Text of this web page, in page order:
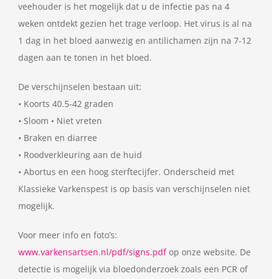
veehouder is het mogelijk dat u de infectie pas na 4
weken ontdekt gezien het trage verloop. Het virus is al na
1 dag in het bloed aanwezig en antilichamen zijn na 7-12
dagen aan te tonen in het bloed.
De verschijnselen bestaan uit:
• Koorts 40.5-42 graden
• Sloom • Niet vreten
• Braken en diarree
• Roodverkleuring aan de huid
• Abortus en een hoog sterftecijfer. Onderscheid met
Klassieke Varkenspest is op basis van verschijnselen niet
mogelijk.
Voor meer info en foto’s:
www.varkensartsen.nl/pdf/signs.pdfop onze website. De
detectie is mogelijk via bloedonderzoek zoals een PCR of